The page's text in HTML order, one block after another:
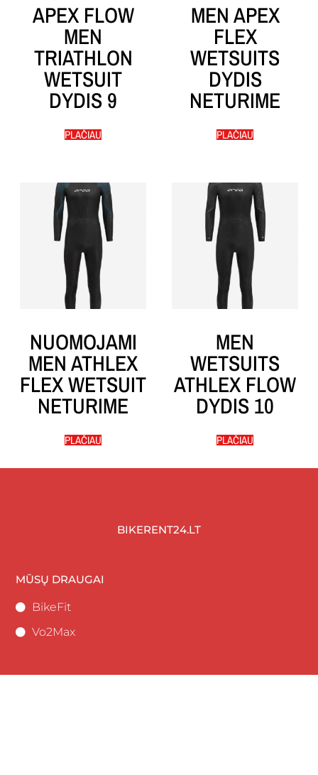
APEX FLOW
MEN
TRIATHLON
WETSUIT
DYDIS 9
PLAČIAU
MEN APEX
FLEX
WETSUITS
DYDIS
NETURIME
PLAČIAU
NUOMOJAMI
MEN ATHLEX
FLEX WETSUIT
NETURIME
PLAČIAU
MEN
WETSUITS
ATHLEX FLOW
DYDIS 10
PLAČIAU
BIKERENT24.LT
MŪSŲ DRAUGAI
BikeFit
Vo2Max